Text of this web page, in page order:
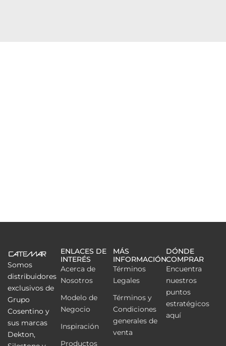
Somos
distribuidores
exclusivos de
Grupo
Cosentino y
sus marcas
Dekton,
ENLACES DE
INTERÉS
Acerca de
Nosotros
Modelo de
Negocio
Inspiración
Productos
MÁS
INFORMACIÓN
Términos
Legales
Términos y
Condiciones
generales de
venta
DÓNDE
COMPRAR
Encuentra
nuestros
puntos
estratégicos
aquí